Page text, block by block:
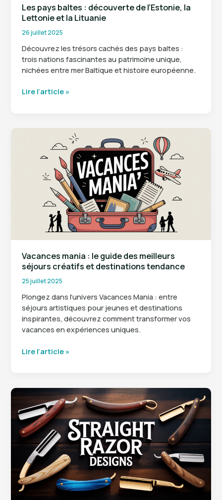
Les pays baltes : découverte de l’Estonie, la
Lettonie et la Lituanie
26 juillet 2025
Découvrez les trésors cachés des pays baltes :
trois nations fascinantes au patrimoine unique,
nichées entre mer Baltique et histoire européenne.
Les
l’Estonie,
Lettonie
Lire l’article »
Vacances mania : le guide des meilleurs
séjours créatifs et destinations tendance
25 juillet 2025
Plongez dans l’univers Vacances Mania : entre
séjours artistiques pour jeunes et destinations
inspirantes, découvrez comment transformer vos
vacances en expériences uniques.
Vacances
guide
des
meilleurs
séjours
créatifs
destinations
tendance
Lire l’article »